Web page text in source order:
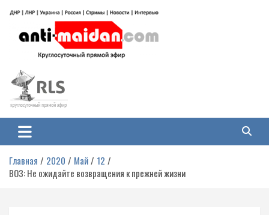
содержимому
Антимайдан: Гражданская война
на Украине
гражданской войне на Украине, включая события в Новороссии, ДНР,
ЛНР и других регионах.
Главная 2020 Май
12
ВОЗ: Не ожидайте возвращения к прежней жизни